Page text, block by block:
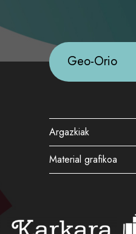
Geo-Orio
Argazkiak
Material grafikoa